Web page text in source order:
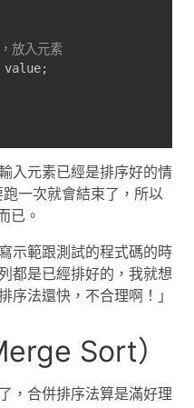
放入元素
;
入元素已經是排序好的情
跑一次就會結束了，所以
已。
示範跟測試的程式碼的時
都是已經排好的，我就想
序法還快，不合理啊！」
Sort）
，合併排序法算是滿好理